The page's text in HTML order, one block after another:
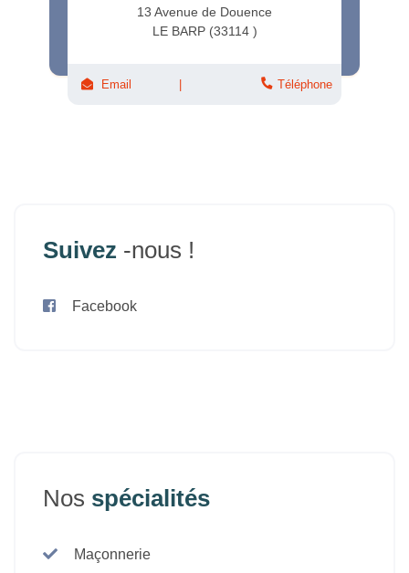
13 Avenue de Douence
LE BARP (33114 )
Email Téléphone
Suivez -nous !
Facebook
Nos spécialités
Maçonnerie